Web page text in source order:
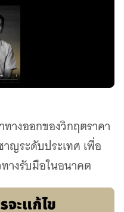
างออกของวิกฤตราคา
ญระดับประเทศ เพื่อ
างรับมือในอนาคต